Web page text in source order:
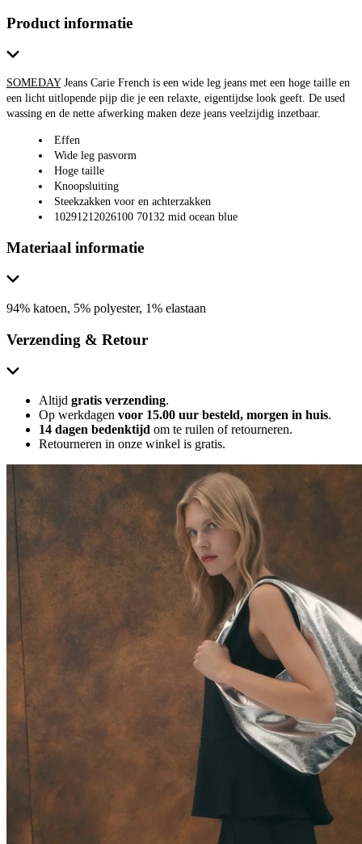
Product informatie
SOMEDAYJeans Carie French is een wide leg jeans met een hoge taille en
een licht uitlopende pijp die je een relaxte, eigentijdse look geeft. De used
wassing en de nette afwerking maken deze jeans veelzijdig inzetbaar.
Effen
Wide leg pasvorm
Hoge taille
Knoopsluiting
Steekzakken voor en achterzakken
10291212026100 70132 mid ocean blue
Materiaal informatie
94% katoen, 5% polyester, 1% elastaan
Verzending & Retour
Altijd gratis verzending.
Op werkdagen voor 15.00 uur besteld, morgen in huis.
14 dagen bedenktijd om te ruilen of retourneren.
Retourneren in onze winkel is gratis.